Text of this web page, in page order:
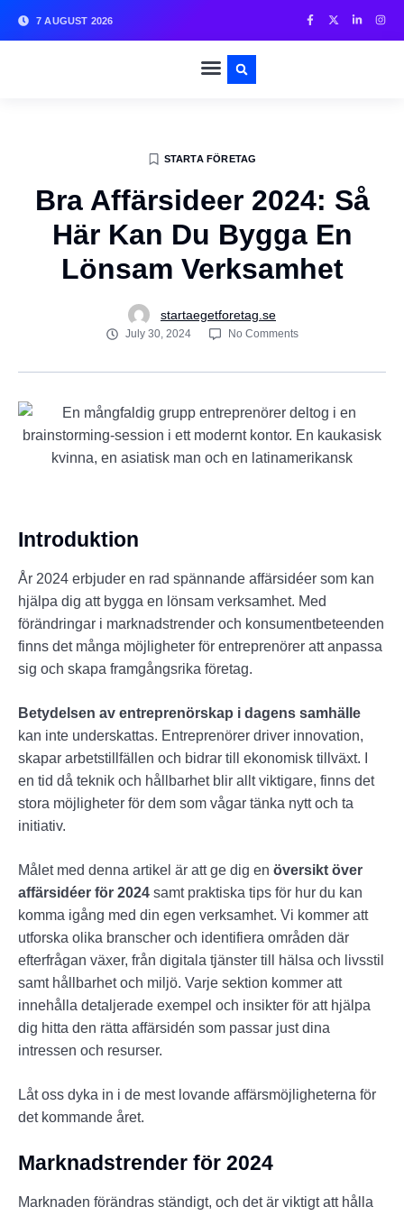
7 AUGUST 2026
STARTA FÖRETAG
Bra Affärsideer 2024: Så
Här Kan Du Bygga En
Lönsam Verksamhet
startaegetforetag.se
July 30, 2024 No Comments
Introduktion
År 2024 erbjuder en rad spännande affärsidéer som kan
hjälpa dig att bygga en lönsam verksamhet. Med
förändringar i marknadstrender och konsumentbeteenden
finns det många möjligheter för entreprenörer att anpassa
sig och skapa framgångsrika företag.
Betydelsen av entreprenörskap i dagens samhälle
kan inte underskattas. Entreprenörer driver innovation,
skapar arbetstillfällen och bidrar till ekonomisk tillväxt. I
en tid då teknik och hållbarhet blir allt viktigare, finns det
stora möjligheter för dem som vågar tänka nytt och ta
initiativ.
Målet med denna artikel är att ge dig en översikt över
affärsidéer för 2024 samt praktiska tips för hur du kan
komma igång med din egen verksamhet. Vi kommer att
utforska olika branscher och identifiera områden där
efterfrågan växer, från digitala tjänster till hälsa och livsstil
samt hållbarhet och miljö. Varje sektion kommer att
innehålla detaljerade exempel och insikter för att hjälpa
dig hitta den rätta affärsidén som passar just dina
intressen och resurser.
Låt oss dyka in i de mest lovande affärsmöjligheterna för
det kommande året.
Marknadstrender för 2024
Marknaden förändras ständigt, och det är viktigt att hålla